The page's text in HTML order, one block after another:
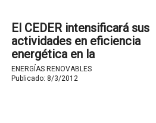
El CEDER intensificará sus
actividades en eficiencia
energética en la
edificación.
ENERGÍAS RENOVABLES
Publicado: 8/3/2012